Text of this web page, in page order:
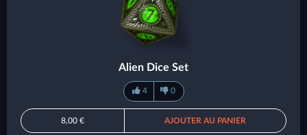
Alien Dice Set
4 0
8,00 € AJOUTER AU PANIER